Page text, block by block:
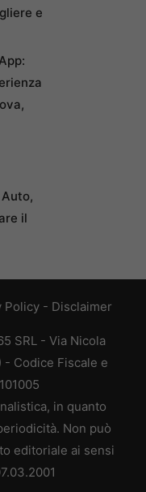
e
il
Policy - Disclaimer
SRL - Via Nicola
- Codice Fiscale e
in quanto
Non può
editoriale ai sensi